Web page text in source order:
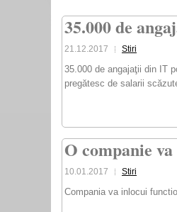
35.000 de
21.12.2017 Stiri
35.000 de angajaţii din IT
pregătesc de salarii
O companie
10.01.2017 Stiri
Compania va inlocui